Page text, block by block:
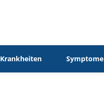
Krankheiten Symptome